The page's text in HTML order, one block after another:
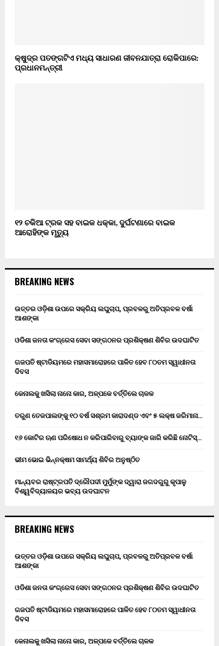
କ୍ଷୁଦ୍ର ପତଙ୍ଗଟିଏ ମଧ୍ୟ ସାଧାରଣ ଜୀବନଯାତ୍ରା ରୋକିପାରେ:
ପ୍ରଧାନମନ୍ତ୍ରୀ
୧୨ ଚକିଆ ଟ୍ରକ ସହ ବାଇକ ଧକ୍କା, ଦୁର୍ଘଟଣାରେ ବାଇକ
ଆରୋହିଙ୍କ ମୃତ୍ୟୁ
BREAKING NEWS
ଉତ୍ତର ଓଡ଼ିଶା ଉପରେ ସକ୍ରିୟ ଲଘୁଚାପ, ପ୍ରବଳରୁ ଅତିପ୍ରବଳ ବର୍ଷା
ଆଶଙ୍କା
ଓଡିଶା ଜନତା କଂଗ୍ରେସ ସେବା ସଙ୍ଗଠନର ପ୍ରଶିକ୍ଷଣ ଶିବିର ଉଦଘାଟିତ
ଗଜପତି ଷ୍ଟାଡିୟମରେ ମହାସମାରୋହରେ ପାଳିତ ହେବ ୮୦ତମ ସ୍ୱାଧୀନତା
ଦିବସ
କେନାଲକୁ ଖସିଲା ନାନୋ କାର, ଅଳ୍ପକେ ବର୍ତ୍ତିଲେ ଚାଳକ
ତରୁଣ ତେଜପାଲଙ୍କୁ ୧୦ ବର୍ଷ ସଶ୍ରମ କାରାଦଣ୍ଡ ଏବଂ ₹୫ ଲକ୍ଷ ଜରିମାନା…
୧୬ କୋଟିର ଋଣ ପରିଷୋଧ ନ କରିପାରିବାରୁ ବ୍ୟାଙ୍କ ଜାରି କରିଛି ନୋଟିସ୍…
ଭୀମ ଭୋଇ ଭିନ୍ନକ୍ଷମ ସାମର୍ଥ୍ୟ ଶିବିର ଅନୁଷ୍ଠିତ
ମାନ୍ୟବର ରାଷ୍ଟ୍ରପତି ଦ୍ରୌପଦୀ ମୁର୍ମୁଙ୍କ ଦ୍ୱାରା ଜଗଦଗୁରୁ କୃପାଳୁ
ବିଶ୍ୱବିଦ୍ୟାଳୟର ଭବ୍ୟ ଉଦଘାଟନ
BREAKING NEWS
ଉତ୍ତର ଓଡ଼ିଶା ଉପରେ ସକ୍ରିୟ ଲଘୁଚାପ, ପ୍ରବଳରୁ ଅତିପ୍ରବଳ ବର୍ଷା
ଆଶଙ୍କା
ଓଡିଶା ଜନତା କଂଗ୍ରେସ ସେବା ସଙ୍ଗଠନର ପ୍ରଶିକ୍ଷଣ ଶିବିର ଉଦଘାଟିତ
ଗଜପତି ଷ୍ଟାଡିୟମରେ ମହାସମାରୋହରେ ପାଳିତ ହେବ ୮୦ତମ ସ୍ୱାଧୀନତା
ଦିବସ
କେନାଲକୁ ଖସିଲା ନାନୋ କାର, ଅଳ୍ପକେ ବର୍ତ୍ତିଲେ ଚାଳକ